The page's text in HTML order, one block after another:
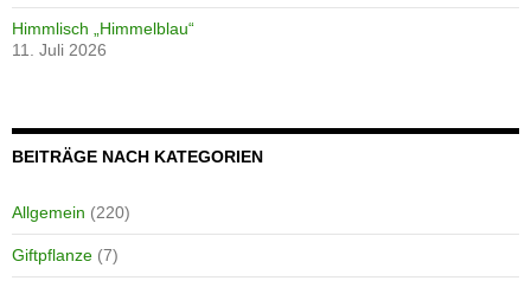
Himmlisch „Himmelblau“
11. Juli 2026
BEITRÄGE NACH KATEGORIEN
Allgemein (220)
Giftpflanze (7)